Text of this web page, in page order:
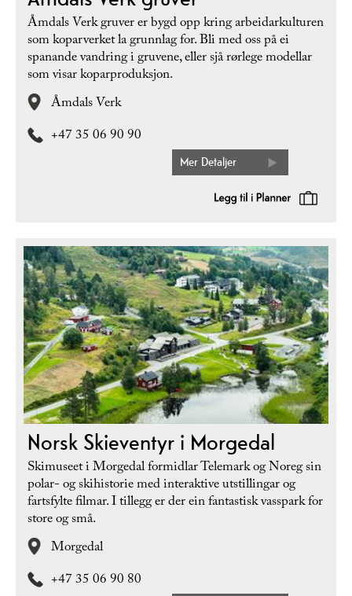
Åmdals Verk gruver er bygd opp kring arbeidarkulturen
som koparverket la grunnlag for. Bli med oss på ei
spanande vandring i gruvene, eller sjå rørlege modellar
som visar koparproduksjon.
Åmdals Verk
+47 35 06 90 90
Mer Detaljer
Norsk Skieventyr i Morgedal
Skimuseet i Morgedal formidlar Telemark og Noreg sin
polar- og skihistorie med interaktive utstillingar og
fartsfylte filmar. I tillegg er der ein fantastisk vasspark for
store og små.
Morgedal
+47 35 06 90 80